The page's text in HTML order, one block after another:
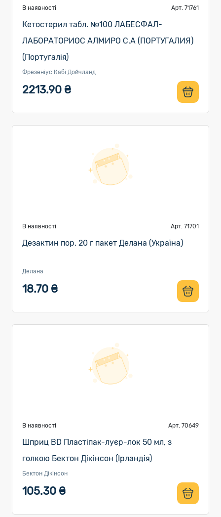
В наявності Арт. 71761
Кетостерил табл. №100 ЛАБЕСФАЛ-
ЛАБОРАТОРИОС АЛМИРО С.А (ПОРТУГАЛИЯ)
(Португалія)
Фрезеніус Кабі Дойчланд
2213.90 ₴
В наявності Арт. 71701
Дезактин пор. 20 г пакет Делана (Україна)
Делана
18.70 ₴
В наявності Арт. 70649
Шприц BD Пластіпак-луєр-лок 50 мл, з
голкою Бектон Дікінсон (Ірландія)
Бектон Дікінсон
105.30 ₴